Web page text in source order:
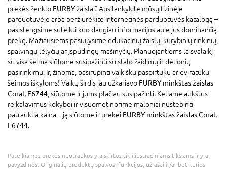
prekės ženklo FURBYžaislai? Apsilankykite mūsų fizinėje
parduotuvėje arba peržiūrėkite internetinės parduotuvės katalogą –
pasistengsime suteikti kuo daugiau informacijos apie jus dominančią
prekę. Mažiausiems pasiūlysime edukacinių žaislų, kūrybinių rinkinių,
spalvingų lėlyčių ar įspūdingų mašinyčių. Planuojantiems laisvalaikį
su visa šeima siūlome susipažinti su stalo žaidimų ir dėlionių
pasirinkimu. Ir, žinoma, pasirūpinti vaikišku paspirtuku ar dviratuku
šeimos iškyloms! Vaikų širdis jau užkariavo FURBY minkštas žaislas
Coral, F6744 , siūlome ir jums plačiau susipažinti. Keliame aukštus
reikalavimus kokybei ir visuomet norime maloniai nustebinti
patrauklia kaina – ją siūlome ir prekei FURBY minkštas žaislas Coral,
F6744.
Pateikiamos prekės nuotraukos yra skirtos tik iliustraciniams tikslams ir yra
pavyzdinės. Originalių produktų spalvos, funkcijos, užrašai ir/ar bet kurios